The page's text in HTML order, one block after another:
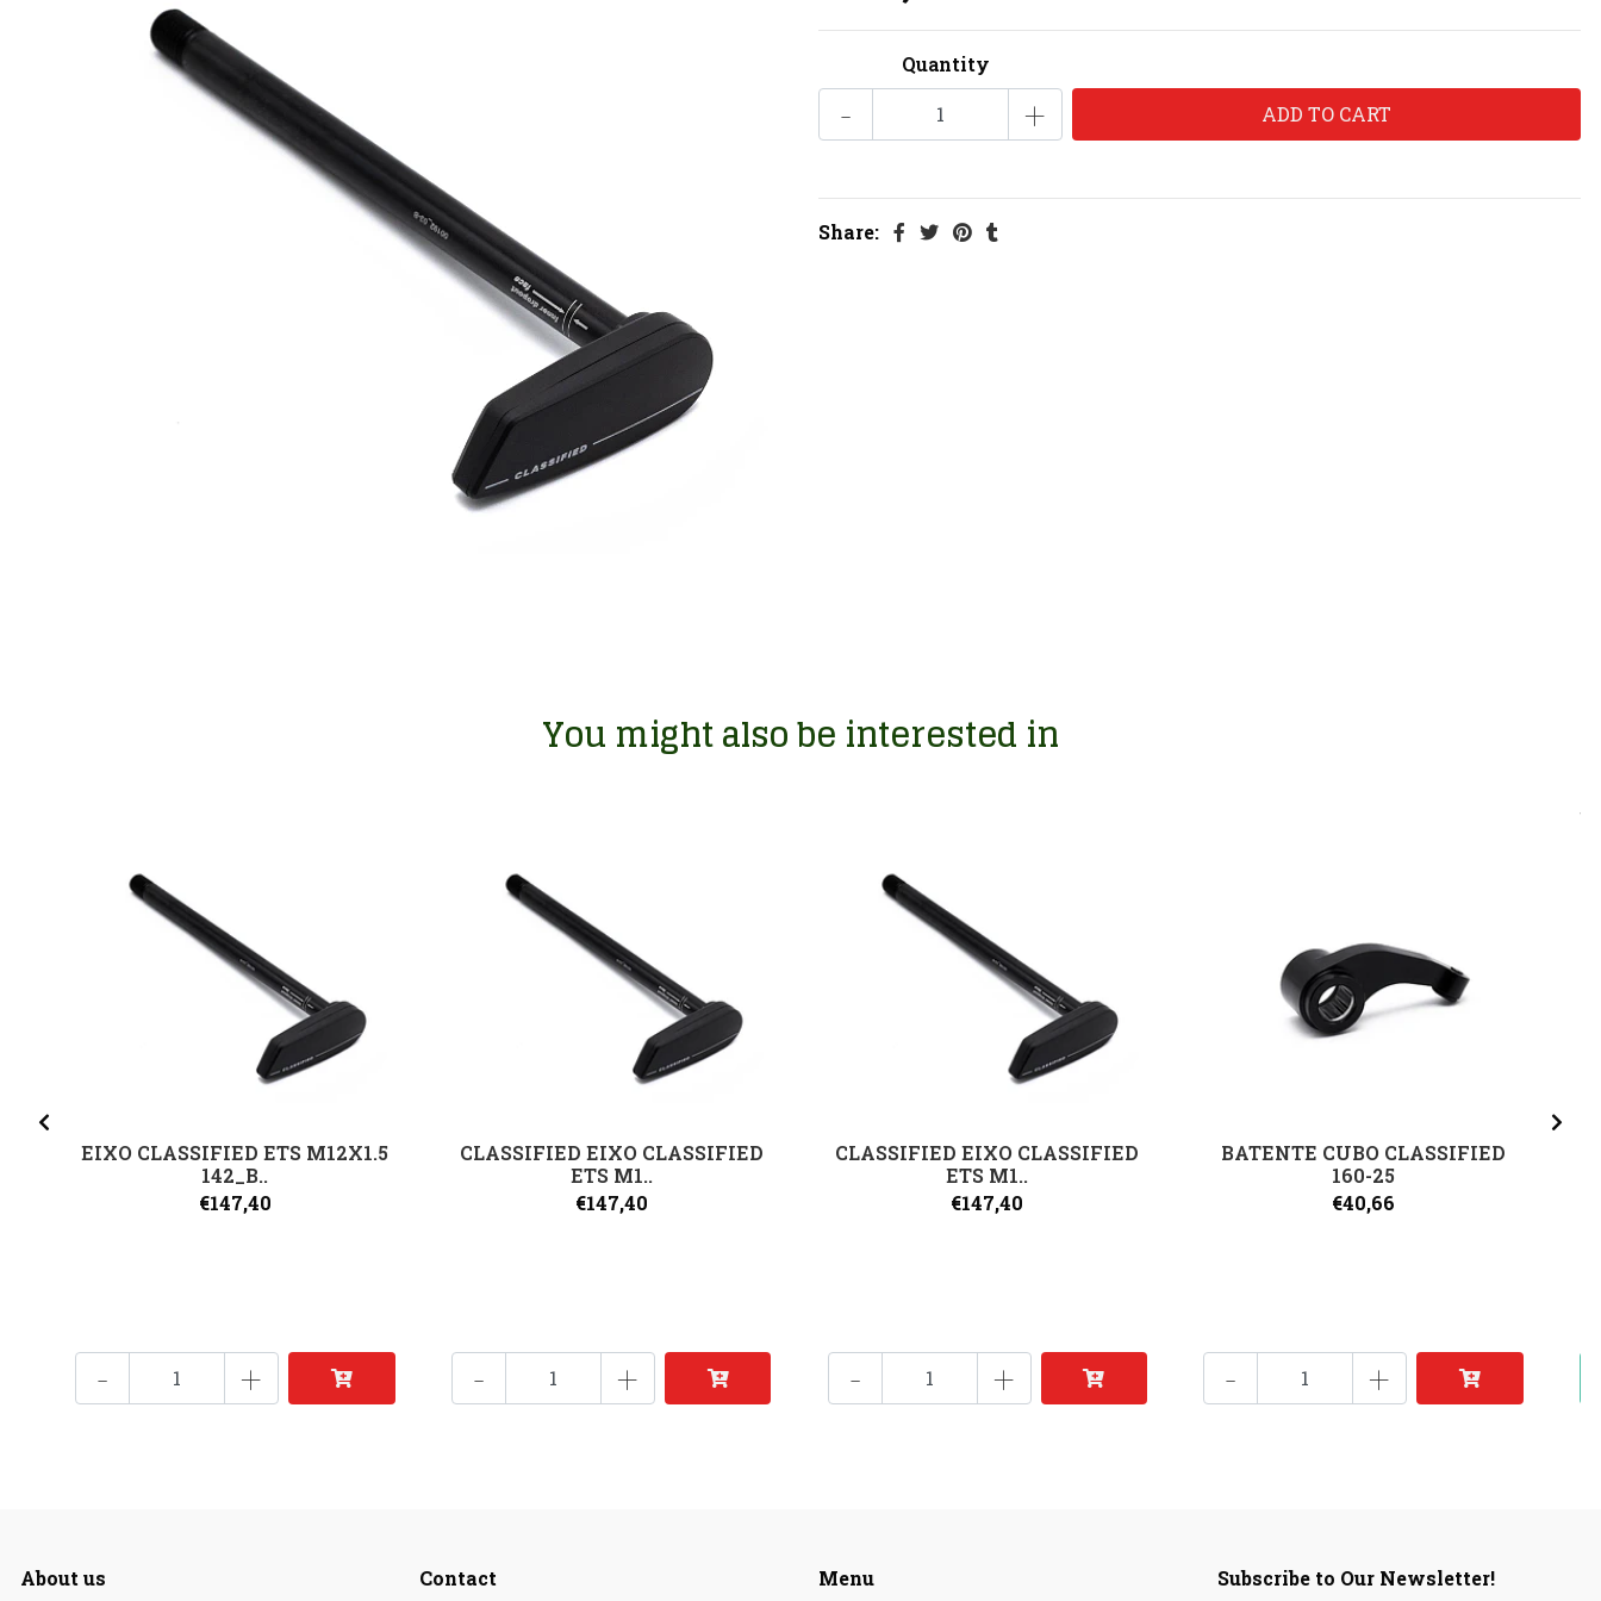
Quantity
- +
Share:
You might also be interested in
EIXO CLASSIFIED ETS M12X1.5
142_B..
€147,40
- +
CLASSIFIED EIXO CLASSIFIED
ETS M1..
€147,40
- +
CLASSIFIED EIXO CLASSIFIED
ETS M1..
€147,40
- +
BATENTE CUBO CLASSIFIED
160-25
€40,66
- +
About us Contact Menu Subscribe to Our Newsletter!